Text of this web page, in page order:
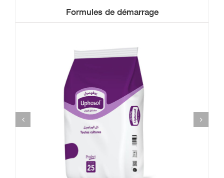
Formules de démarrage